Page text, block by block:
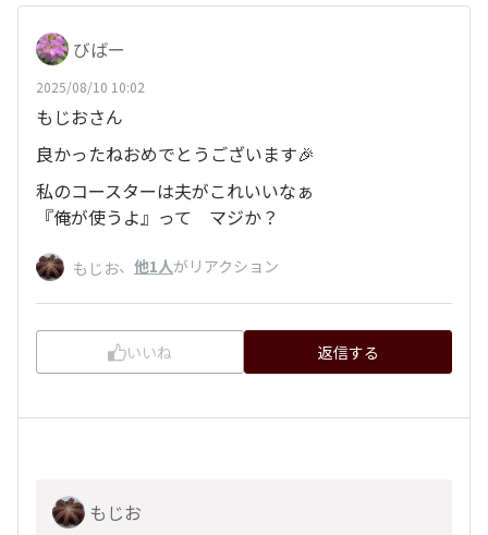
びばー
2025/08/10 10:02
もじおさん
良かったねおめでとうございます🎉
私のコースターは夫がこれいいなぁ
『俺が使うよ』って マジか？
もじお、 他1人がリアクション
いいね 返信する
もじお